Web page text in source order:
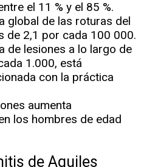
el 11 % y el 85 %.
global de las roturas del
de 2,1 por cada 100 000.
de lesiones a lo largo de
1.000, está
con la práctica
aumenta
los hombres de edad
de Aquiles